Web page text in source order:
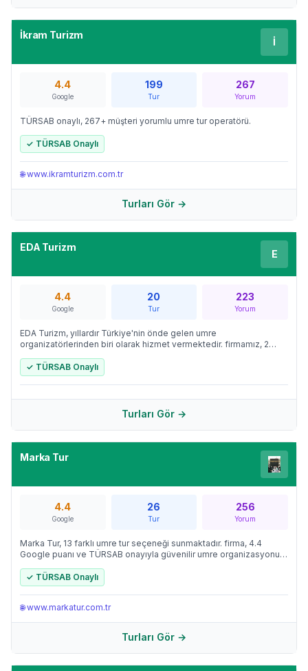
İkram Turizm
İ
4.4
Google
199
Tur
267
Yorum
TÜRSAB onaylı, 267+ müşteri yorumlu umre tur operatörü.
✓ TÜRSAB Onaylı
🌐www.ikramturizm.com.tr
Turları Gör →
EDA Turizm
E
4.4
Google
20
Tur
223
Yorum
EDA Turizm, yıllardır Türkiye'nin önde gelen umre
organizatörlerinden biri olarak hizmet vermektedir. firmamız, 2
yolculuk deneyimi sunmaktadır.
✓ TÜRSAB Onaylı
Turları Gör →
Marka Tur
4.4
Google
26
Tur
256
Yorum
Marka Tur, 13 farklı umre tur seçeneği sunmaktadır. firma, 4.4
Google puanı ve TÜRSAB onayıyla güvenilir umre organizasyonu
✓ TÜRSAB Onaylı
🌐www.markatur.com.tr
Turları Gör →